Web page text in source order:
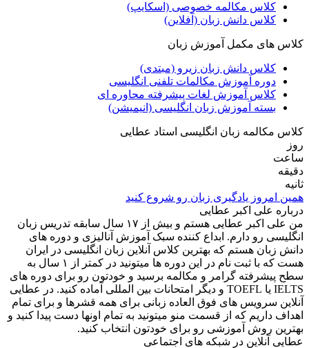
کلاس مکالمه خصوصی (اسکایپ)
کلاس دانش زبان (آفلاین)
کلاس های مکمل آموزش زبان
کلاس دانش زبان زیرو (مبتدی)
دوره آموزش مکالمات تلفنی انگلیسی
کلاس آموزش لغات پیشرفته محاوره ای
بسته آموزش زبان انگلیسی (انیمیشن)
کلاس مکالمه زبان انگلیسی استاد عطایی
روز
ساعت
دقیقه
ثانیه
همین امروز یادگیری زبان رو شروع کنید
درباره علی اکبر عطایی
من علی اکبر عطایی هستم و بیش از ۱۷ سال سابقه تدریس زبان
انگلیسی رو دارم. ابداع کننده سبک آموزش آنالیزی و دوره های
دانش زبان هستم که بهترین کلاس آنلاین زبان انگلیسی در ایران
هست که با ثبت نام در این دوره ها میتونید در کمتر از ۱ سال به
سطح پیشرفته گرامر و مکالمه برسید و خودتون رو برای دوره های
IELTS یا TOEFL و دیگر امتحانات بین المللی آماده کنید. در عطایی
آنلاین سرویس های فوق العاده زبانی برای همه قشرها و برای تمام
اهداف داریم که از قسمت منو میتونید به تمام اونها دست پیدا کنید و
بهترین روش آموزشی رو برای خودتون انتخاب کنید.
عطایی آنلاین در شبکه های اجتماعی